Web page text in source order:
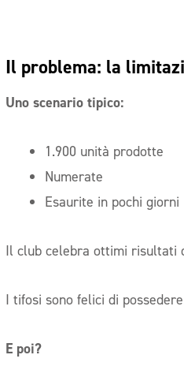
Il problema: la
Uno scenario tipico:
1.900 unità prodotte
Numerate
Esaurite in pochi giorni
Il club celebra ottimi risultati
I tifosi sono felici di
E poi?